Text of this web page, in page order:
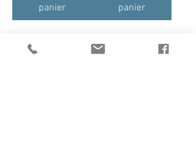
panier
panier